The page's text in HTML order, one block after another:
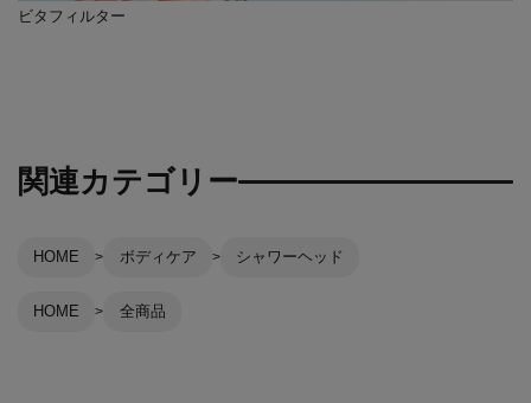
ビタフィルター
関連カテゴリー
HOME ボディケア シャワーヘッド
HOME 全商品